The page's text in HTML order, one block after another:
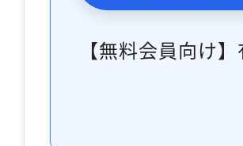
【無料会員向け